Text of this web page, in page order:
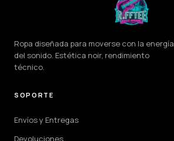
Ropa diseñada para moverse con la energía
del sonido. Estética noir, rendimiento
técnico.
SOPORTE
Envíos y Entregas
Devoluciones